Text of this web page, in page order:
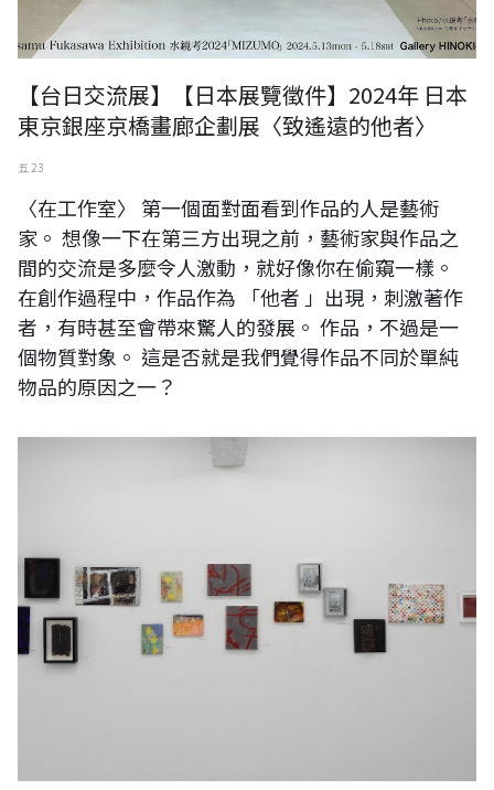
【台日交流展】【日本展覽徵件】2024年 日本
東京銀座京橋畫廊企劃展〈致遙遠的他者〉
五 23
〈在工作室〉 第一個面對面看到作品的人是藝術
家。 想像一下在第三方出現之前，藝術家與作品之
間的交流是多麼令人激動，就好像你在偷窺一樣。
在創作過程中，作品作為 「他者 」出現，刺激著作
者，有時甚至會帶來驚人的發展。 作品，不過是一
個物質對象。 這是否就是我們覺得作品不同於單純
物品的原因之一？